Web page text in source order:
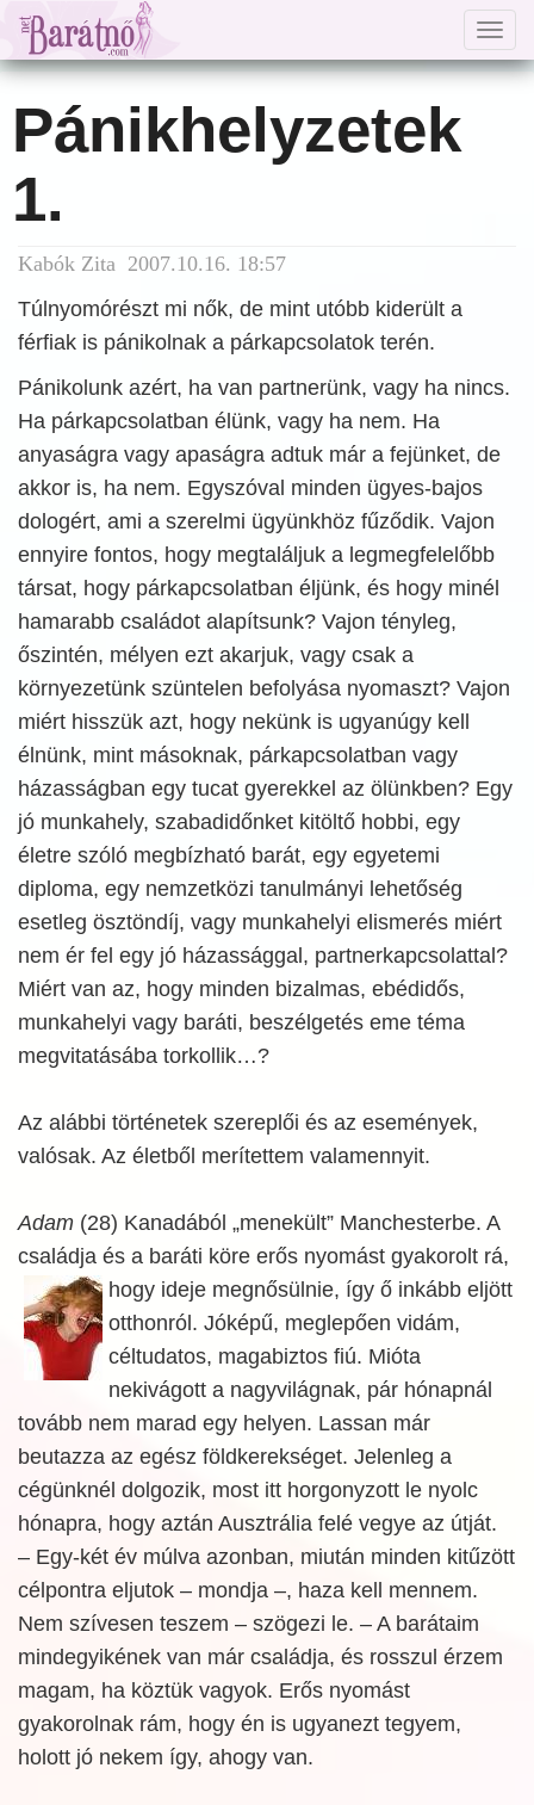
Pánikhelyzetek
1.
Kabók Zita 2007.10.16. 18:57
Túlnyomórészt mi nők, de mint utóbb kiderült a
férfiak is pánikolnak a párkapcsolatok terén.
Pánikolunk azért, ha van partnerünk, vagy ha nincs.
Ha párkapcsolatban élünk, vagy ha nem. Ha
anyaságra vagy apaságra adtuk már a fejünket, de
akkor is, ha nem. Egyszóval minden ügyes-bajos
dologért, ami a szerelmi ügyünkhöz fűződik. Vajon
ennyire fontos, hogy megtaláljuk a legmegfelelőbb
társat, hogy párkapcsolatban éljünk, és hogy minél
hamarabb családot alapítsunk? Vajon tényleg,
őszintén, mélyen ezt akarjuk, vagy csak a
környezetünk szüntelen befolyása nyomaszt? Vajon
miért hisszük azt, hogy nekünk is ugyanúgy kell
élnünk, mint másoknak, párkapcsolatban vagy
házasságban egy tucat gyerekkel az ölünkben? Egy
jó munkahely, szabadidőnket kitöltő hobbi, egy
életre szóló megbízható barát, egy egyetemi
diploma, egy nemzetközi tanulmányi lehetőség
esetleg ösztöndíj, vagy munkahelyi elismerés miért
nem ér fel egy jó házassággal, partnerkapcsolattal?
Miért van az, hogy minden bizalmas, ebédidős,
munkahelyi vagy baráti, beszélgetés eme téma
megvitatásába torkollik…?
Az alábbi történetek szereplői és az események,
valósak. Az életből merítettem valamennyit.
Adam (28) Kanadából „menekült” Manchesterbe. A
családja és a baráti köre erős nyomást gyakorolt rá,
hogy ideje megnősülnie, így ő inkább eljött
otthonról. Jóképű, meglepően vidám,
céltudatos, magabiztos fiú. Mióta
nekivágott a nagyvilágnak, pár hónapnál
tovább nem marad egy helyen. Lassan már
beutazza az egész földkerekséget. Jelenleg a
cégünknél dolgozik, most itt horgonyzott le nyolc
hónapra, hogy aztán Ausztrália felé vegye az útját.
– Egy-két év múlva azonban, miután minden kitűzött
célpontra eljutok – mondja –, haza kell mennem.
Nem szívesen teszem – szögezi le. – A barátaim
mindegyikének van már családja, és rosszul érzem
magam, ha köztük vagyok. Erős nyomást
gyakorolnak rám, hogy én is ugyanezt tegyem,
holott jó nekem így, ahogy van.